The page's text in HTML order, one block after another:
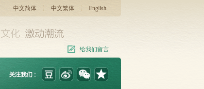
中文简体 中文繁体 English
给我们留言